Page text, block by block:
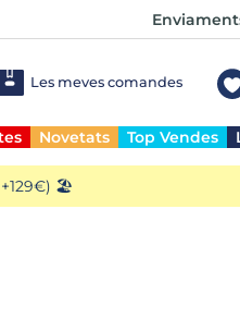
Les meves comandes
Novetats Top Vendes
🏖️